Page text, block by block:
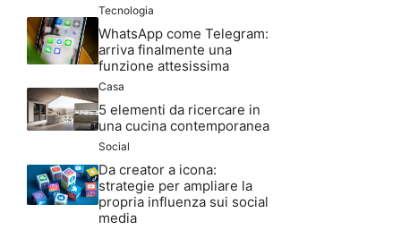
Tecnologia
WhatsApp come Telegram:
arriva finalmente una
funzione attesissima
Casa
5 elementi da ricercare in
una cucina contemporanea
Social
Da creator a icona:
strategie per ampliare la
propria influenza sui social
media